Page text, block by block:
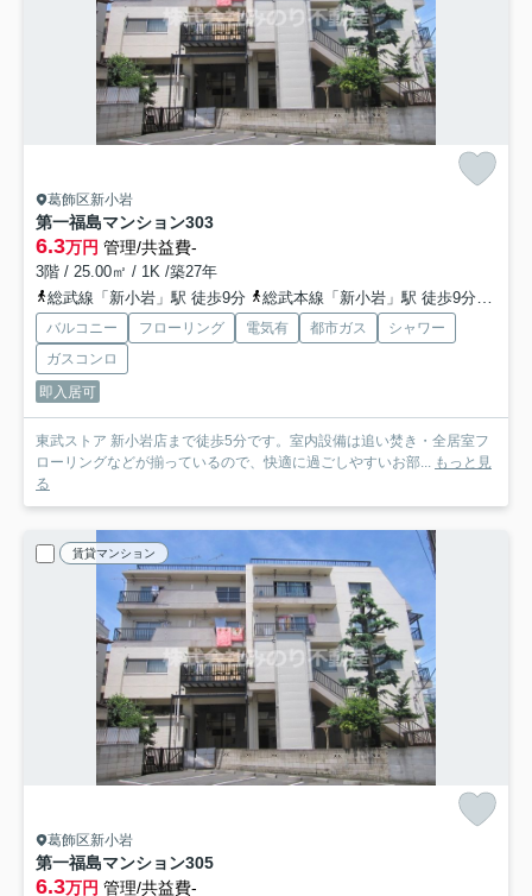
葛飾区新小岩
第一福島マンション303
6.3万円 管理/共益費-
3階 / 25.00㎡ / 1K /築27年
総武線「新小岩」駅 徒歩9分
総武本線「新小岩」駅 徒歩9分
バルコニー フローリング 電気有 都市ガス
シャワー
ガスコンロ
即入居可
東武ストア 新小岩店まで徒歩5分です。室内設備は追い焚き・全居室フ
ローリングなどが揃っているので、快適に過ごしやすいお部...
もっと見
る
賃貸マンション
葛飾区新小岩
第一福島マンション305
6.3万円 管理/共益費-